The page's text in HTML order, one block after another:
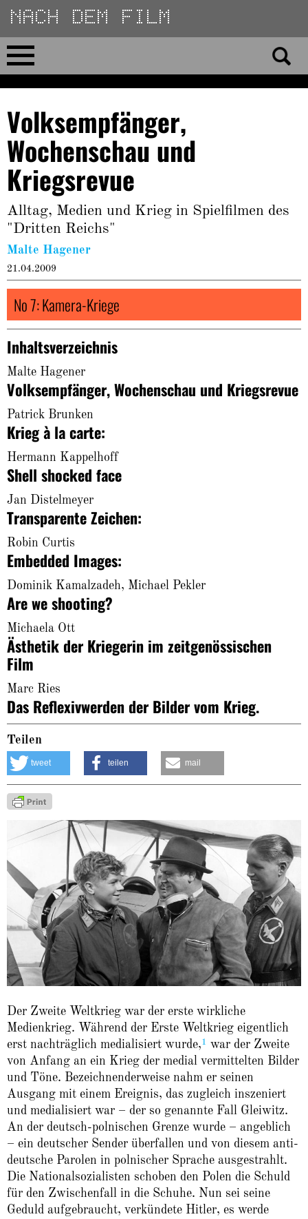
Direkt
zum
Inhalt
Home
No 23
No 01–22
Essays
Reviews
Archiv
About
Volksempfänger,
Wochenschau und
Kriegsrevue
Alltag, Medien und Krieg in Spielfilmen des
"Dritten Reichs"
Der Zweite Weltkrieg war der erste wirkliche
Medienkrieg. Während der Erste Weltkrieg eigentlich
erst nachträglich medialisiert wurde,1 war der Zweite
von Anfang an ein Krieg der medial vermittelten Bilder
und Töne. Bezeichnenderweise nahm er seinen
Ausgang mit einem Ereignis, das zugleich inszeniert
und medialisiert war – der so genannte Fall Gleiwitz.
An der deutsch-polnischen Grenze wurde – angeblich
– ein deutscher Sender überfallen und von diesem anti-
deutsche Parolen in polnischer Sprache ausgestrahlt.
Die Nationalsozialisten schoben den Polen die Schuld
für den Zwischenfall in die Schuhe. Nun sei seine
Geduld aufgebraucht, verkündete Hitler, es werde
Malte Hagener
21.04.2009
No 7: Kamera-Kriege
Inhaltsverzeichnis
Malte Hagener
Volksempfänger, Wochenschau und Kriegsrevue
Patrick Brunken
Krieg à la carte:
Hermann Kappelhoff
Shell shocked face
Jan Distelmeyer
Transparente Zeichen:
Robin Curtis
Embedded Images:
Dominik Kamalzadeh, Michael Pekler
Are we shooting?
Michaela Ott
Ästhetik der Kriegerin im zeitgenössischen
Film
Marc Ries
Das Reflexivwerden der Bilder vom Krieg.
Teilen
tweet teilen mail